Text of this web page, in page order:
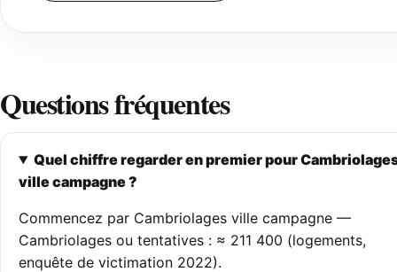
Questions fréquentes
Quel chiffre regarder en premier pour
ville campagne ?
Commencez par Cambriolages ville campagne —
Cambriolages ou tentatives : ≈ 211 400 (logements,
enquête de victimation 2022).